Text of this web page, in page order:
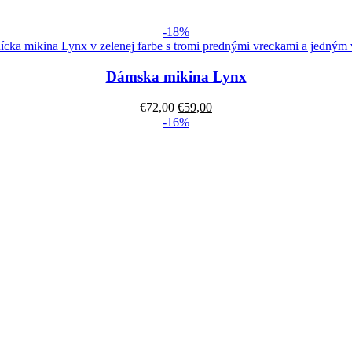
-18%
Dámska mikina Lynx
€72,00 Pôvodná
cena
€59,00Aktuálna
-16%